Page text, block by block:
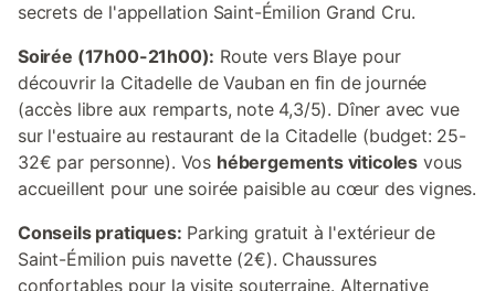
secrets de l'appellation Saint-Émilion Grand Cru.
Soirée (17h00-21h00): Route vers Blaye pour
découvrir la Citadelle de Vauban en fin de journée
(accès libre aux remparts, note 4,3/5). Dîner avec vue
sur l'estuaire au restaurant de la Citadelle (budget: 25-
32€ par personne). Vos hébergements viticoles vous
accueillent pour une soirée paisible au cœur des vignes.
Conseils pratiques: Parking gratuit à l'extérieur de
Saint-Émilion puis navette (2€). Chaussures
confortables pour la visite souterraine. Alternative